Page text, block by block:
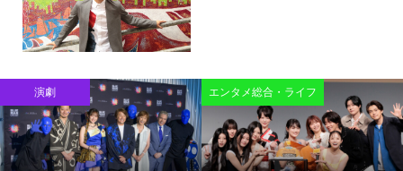
演劇 エンタメ総合・ライフ